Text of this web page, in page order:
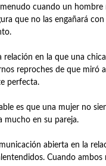
cuando un hombre
que no las engañará con
relación en la que una
reproches de que miró
perfecta.
es que una mujer no
mucho en su pareja.
abierta en la
Cuando ambos